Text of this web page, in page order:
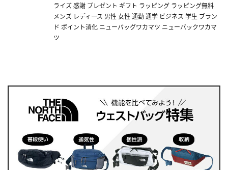
ライズ 感謝 プレゼント ギフト ラッピング ラッピング無料
メンズ レディース 男性 女性 通勤 通学 ビジネス 学生 ブラン
ド ポイント消化 ニューバッグワカマツ ニューバックワカマ
ツ